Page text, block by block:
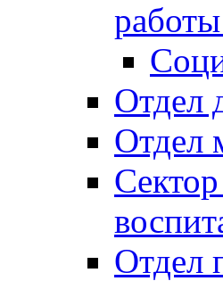
Отдел
Отдел
Отдел